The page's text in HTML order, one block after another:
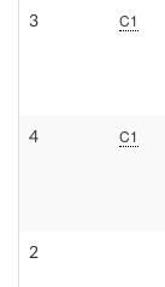
3 C1
4 C1
2